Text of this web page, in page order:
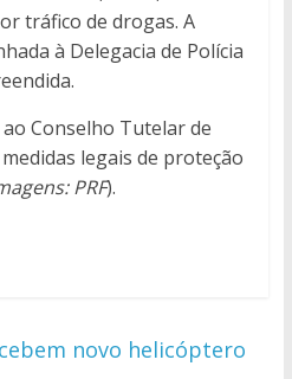
tráfico de drogas. A
à Delegacia de Polícia
Conselho Tutelar de
legais de proteção
PRF).
novo helicóptero